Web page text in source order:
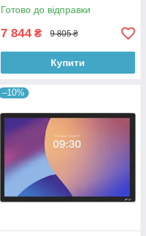
Готово до відправки
7 844 ₴ 9 805 ₴
Купити
–10%